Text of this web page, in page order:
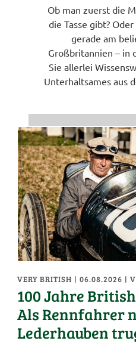
Ob man zuerst die
die Tasse gibt?
gerade am
Großbritannien – in
Sie allerlei
Unterhaltsames aus
VERY BRITISH | 06.08.2026 |
100 Jahre
Als Rennfahrer
Lederhauben